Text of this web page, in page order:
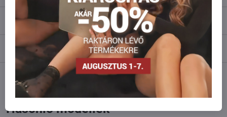
Vélemények 0
Fórum 0
Facebook Reddit WhatsApp
Hasonló modellek